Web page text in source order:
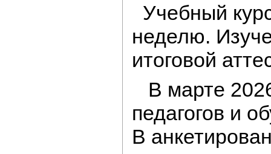
Учебный
неделю.
итоговой
В марте
педагогов и
В